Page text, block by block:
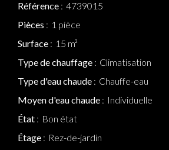
Référence
4739015
Pièces
1 pièce
Surface
15 m²
Type de chauffage
Climatisation
Type d'eau chaude
Chauffe-eau
Moyen d'eau chaude
Individuelle
État
Bon état
Étage
Rez-de-jardin